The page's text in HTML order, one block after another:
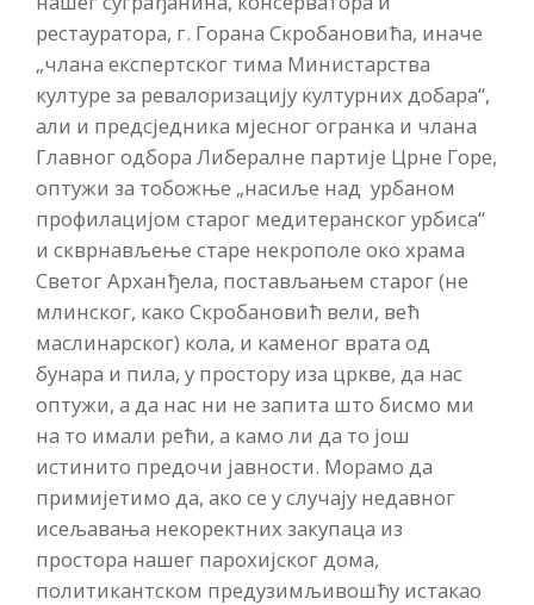
рестауратора, г. Горана Скробановића, иначе
„члана експертског тима Министарства
културе за ревалоризацију културних добара“,
али и предсједника мјесног огранка и члана
Главног одбора Либералне партије Црне Горе,
оптужи за тобожње „насиље над урбаном
профилацијом старог медитеранског урбиса“
и скврнављење старе некрополе око храма
Светог Арханђела, постављањем старог (не
млинског, како Скробановић вели, већ
маслинарског) кола, и каменог врата од
бунара и пила, у простору иза цркве, да нас
оптужи, а да нас ни не запита што бисмо ми
на то имали рећи, а камо ли да то још
истинито предочи јавности. Морамо да
примијетимо да, ако се у случају недавног
исељавања некоректних закупаца из
простора нашег парохијског дома,
политикантском предузимљивошћу истакао